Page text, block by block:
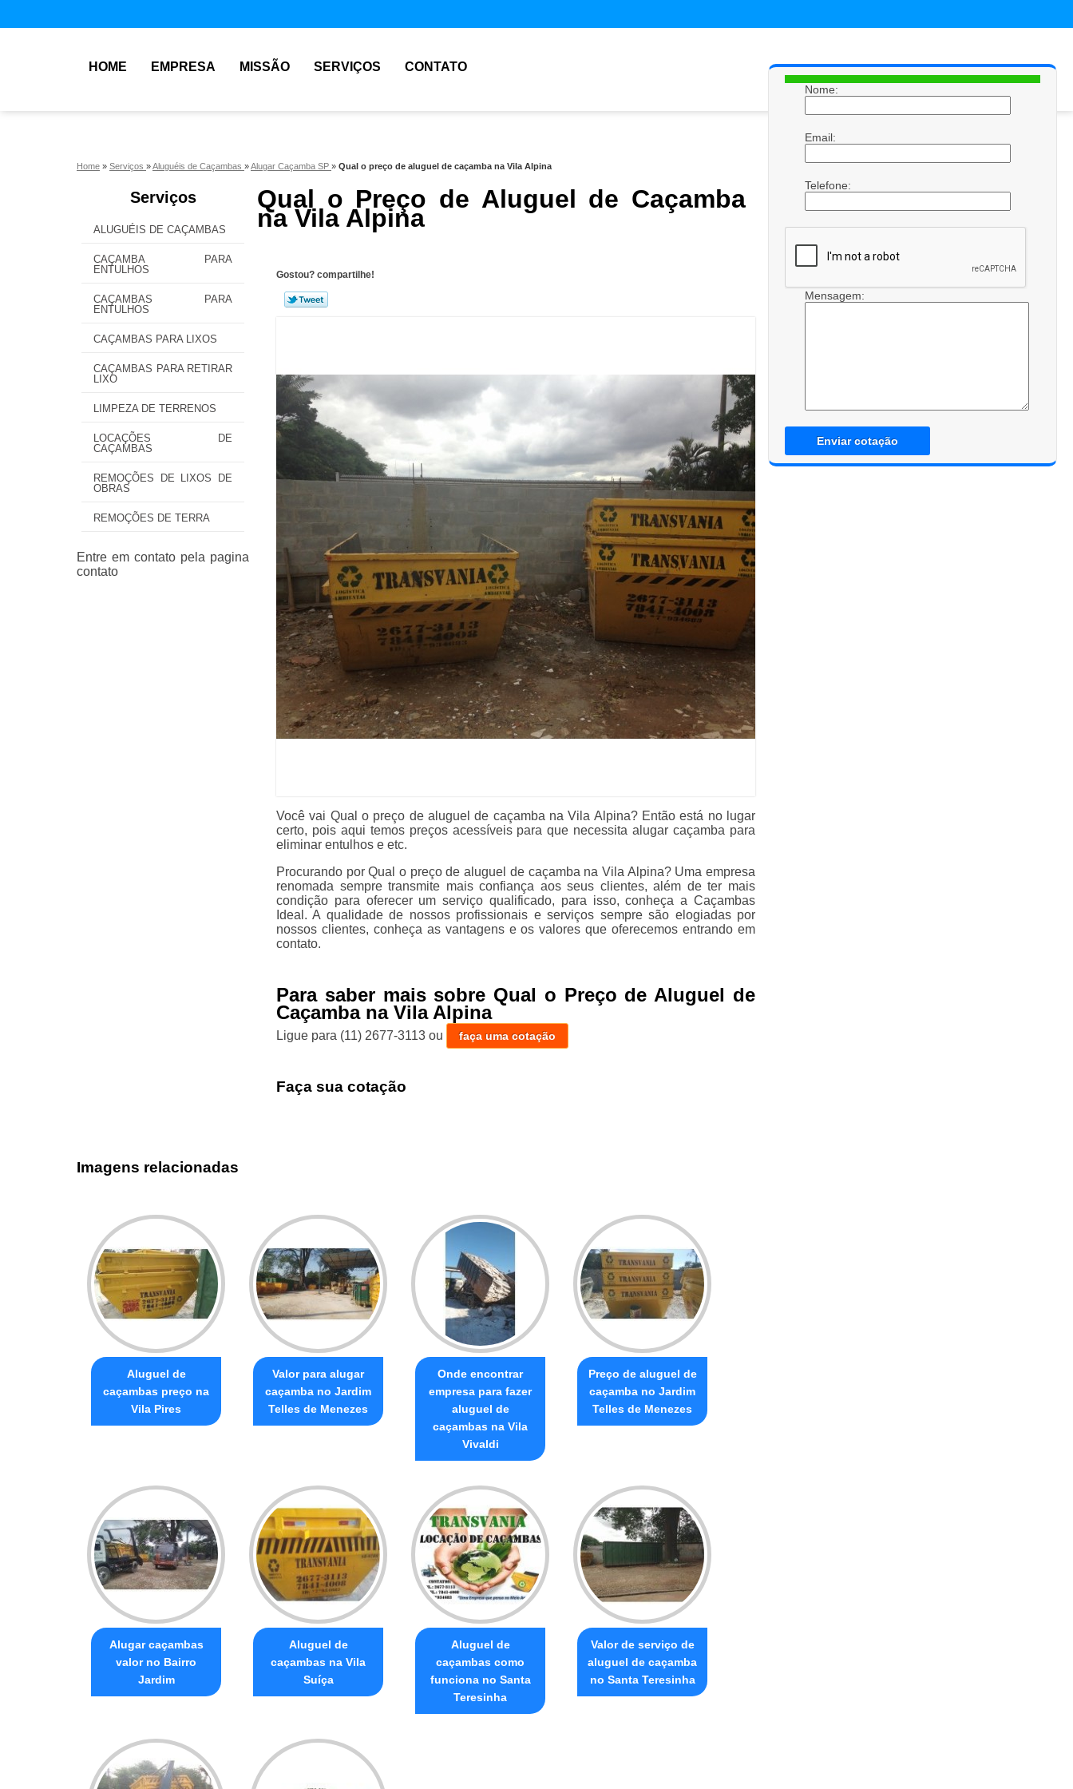
HOME EMPRESA MISSÃO SERVIÇOS CONTATO
Home » Serviços »Aluguéis de Caçambas »Alugar Caçamba SP » Qual o preço de aluguel de caçamba na Vila Alpina
Serviços
ALUGUÉIS DE CAÇAMBAS
CAÇAMBA PARA
ENTULHOS
CAÇAMBAS PARA
ENTULHOS
CAÇAMBAS PARA LIXOS
CAÇAMBAS PARA RETIRAR
LIXO
LIMPEZA DE TERRENOS
LOCAÇÕES DE
CAÇAMBAS
REMOÇÕES DE LIXOS DE
OBRAS
REMOÇÕES DE TERRA
Qual o Preço de Aluguel de Caçamba
na Vila Alpina
Gostou? compartilhe!
Você vai Qual o preço de aluguel de caçamba na Vila Alpina? Então está no lugar
certo, pois aqui temos preços acessíveis para que necessita alugar caçamba para
eliminar entulhos e etc.
Procurando por Qual o preço de aluguel de caçamba na Vila Alpina? Uma empresa
renomada sempre transmite mais confiança aos seus clientes, além de ter mais
condição para oferecer um serviço qualificado, para isso, conheça a Caçambas
Ideal. A qualidade de nossos profissionais e serviços sempre são elogiadas por
nossos clientes, conheça as vantagens e os valores que oferecemos entrando em
contato.
Para saber mais sobre Qual o Preço de Aluguel de
Caçamba na Vila Alpina
Ligue para (11) 2677-3113 ou faça uma cotação
Faça sua cotação
Nome:
Email:
Telefone:
Mensagem:
Enviar cotação
Imagens relacionadas
Aluguel de
caçambas preço na
Vila Pires
Valor para alugar
caçamba no Jardim
Telles de Menezes
Onde encontrar
empresa para fazer
aluguel de
caçambas na Vila
Vivaldi
Preço de aluguel de
caçamba no Jardim
Telles de Menezes
Alugar caçambas
valor no Bairro
Jardim
Aluguel de
caçambas na Vila
Suíça
Aluguel de
caçambas como
funciona no Santa
Teresinha
Valor de serviço de
aluguel de caçamba
no Santa Teresinha